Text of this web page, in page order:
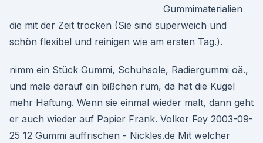
Gummimaterialien
die mit der Zeit trocken (Sie sind superweich und
schön flexibel und reinigen wie am ersten Tag.).
nimm ein Stück Gummi, Schuhsole, Radiergummi oä.,
und male darauf ein bißchen rum, da hat die Kugel
mehr Haftung. Wenn sie einmal wieder malt, dann geht
er auch wieder auf Papier Frank. Volker Fey 2003-09-
25 12 Gummi auffrischen - Nickles.de Mit welcher